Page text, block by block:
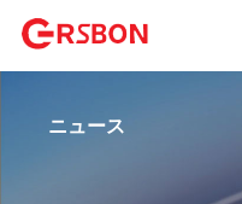
ニュース